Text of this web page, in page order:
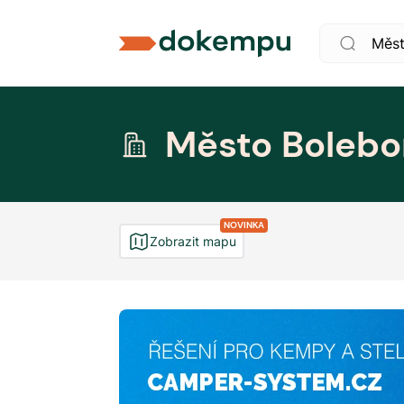
Město
NOVINKA
Zobrazit mapu